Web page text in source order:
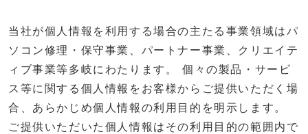
当社が個人情報を利用する場合の主たる事業領域はパ
ソコン修理・保守事業、パートナー事業、クリエイテ
ィブ事業等多岐にわたります。 個々の製品・サービ
ス等に関する個人情報をお客様からご提供いただく場
合、あらかじめ個人情報の利用目的を明示します。
ご提供いただいた個人情報はその利用目的の範囲内で